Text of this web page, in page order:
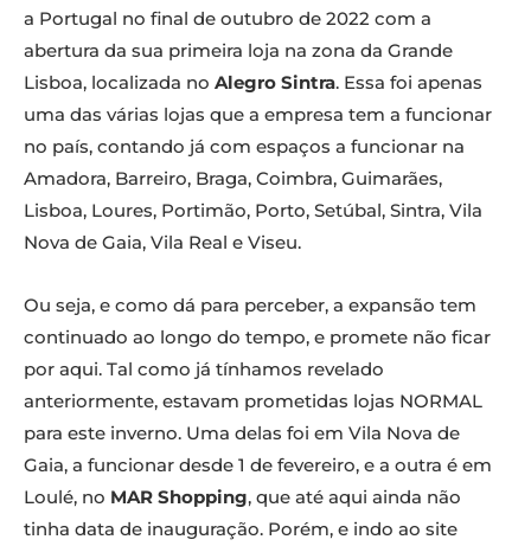
a Portugal no final de outubro de 2022 com a
abertura da sua primeira loja na zona da Grande
Lisboa, localizada no Alegro Sintra. Essa foi apenas
uma das várias lojas que a empresa tem a funcionar
no país, contando já com espaços a funcionar na
Amadora, Barreiro, Braga, Coimbra, Guimarães,
Lisboa, Loures, Portimão, Porto, Setúbal, Sintra, Vila
Nova de Gaia, Vila Real e Viseu.
Ou seja, e como dá para perceber, a expansão tem
continuado ao longo do tempo, e promete não ficar
por aqui. Tal como já tínhamos revelado
anteriormente, estavam prometidas lojas NORMAL
para este inverno. Uma delas foi em Vila Nova de
Gaia, a funcionar desde 1 de fevereiro, e a outra é em
Loulé, no MAR Shopping, que até aqui ainda não
tinha data de inauguração. Porém, e indo ao site